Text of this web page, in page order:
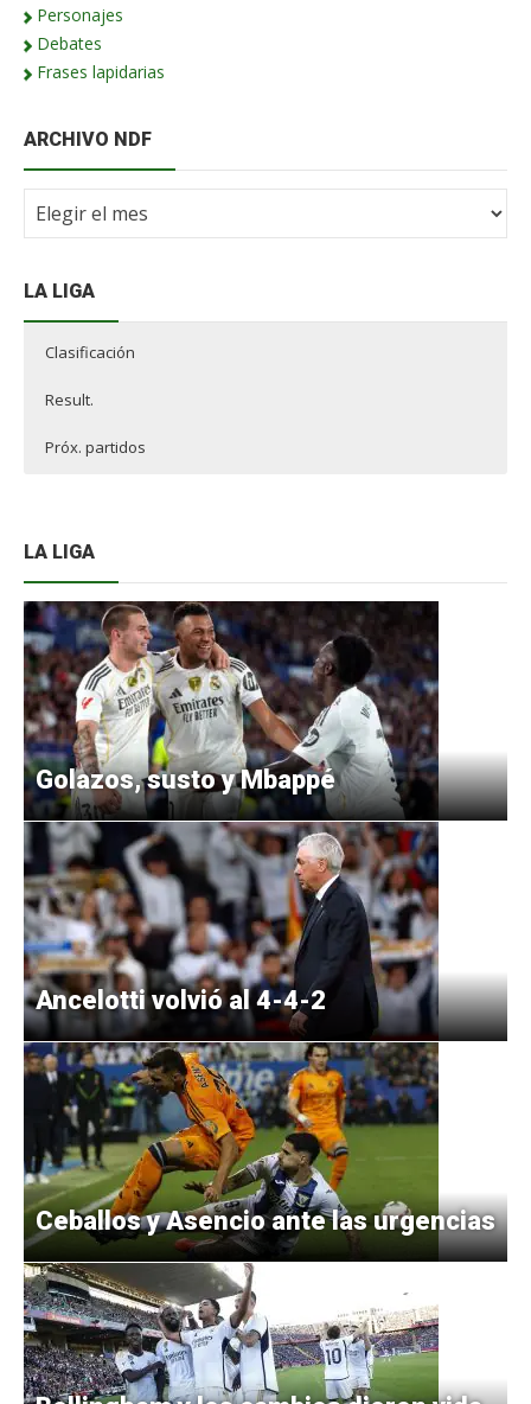
Personajes
Debates
Frases lapidarias
ARCHIVO NDF
Archivo
LA LIGA
Clasificación
Result.
Próx. partidos
LA LIGA
Golazos, susto y Mbappé
Ancelotti volvió al 4-4-2
Ceballos y Asencio ante las urgencias